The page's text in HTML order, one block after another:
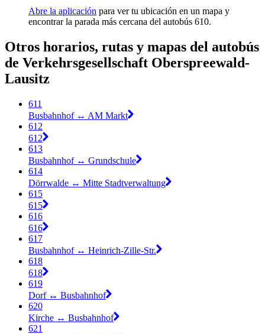
Abre la aplicación para ver tu ubicación en un mapa y
encontrar la parada más cercana del autobús 610.
Otros horarios, rutas y mapas del autobús
de Verkehrsgesellschaft Oberspreewald-
Lausitz
611
Busbahnhof ↔︎ AM Markt
612
612
613
Busbahnhof ↔︎ Grundschule
614
Dörrwalde ↔︎ Mitte Stadtverwaltung
615
615
616
616
617
Busbahnhof ↔︎ Heinrich-Zille-Str.
618
618
619
Dorf ↔︎ Busbahnhof
620
Kirche ↔︎ Busbahnhof
621